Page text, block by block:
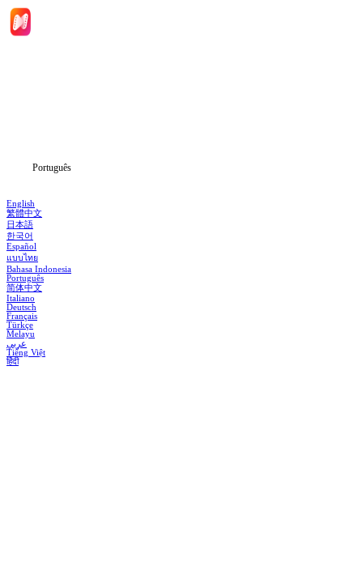
Português
English
繁體中文
日本語
한국어
Español
แบบไทย
Bahasa Indonesia
Português
简体中文
Italiano
Deutsch
Français
Türkçe
Melayu
عربي
Tiếng Việt
हिंदी